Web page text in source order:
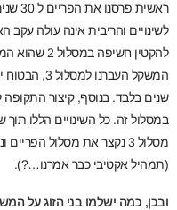
לשינויים והריבית אינה עולה
להקטין
שנים בלבד. בנוסף, קיצור
במסלול זה. כל השינויים הללו
(תמהיל אקטיבי כבר אמרנו…?).
ובכן, כמה ישלמו בני הזוג על